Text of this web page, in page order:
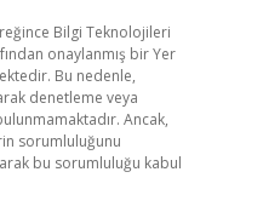
Bilgi Teknolojileri
onaylanmış bir Yer
Bu nedenle,
denetleme veya
Ancak,
sorumluluğunu
bu sorumluluğu kabul